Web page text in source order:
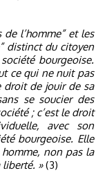
l’homme” et les
distinct du citoyen
bourgeoise.
ce qui ne nuit pas
droit de jouir de sa
se soucier des
; c’est le droit
avec son
bourgeoise. Elle
non pas la
»(3)